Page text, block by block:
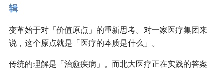
辑
变革始于对「价值原点」的重新思考。对一家医疗集团来
说，这个原点就是「医疗的本质是什么」。
传统的理解是「治愈疾病」。而北大医疗正在实践的答案